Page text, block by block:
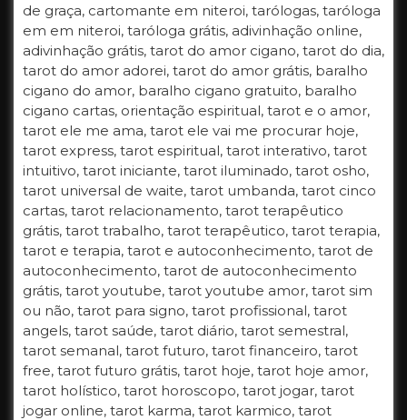
de graça, cartomante em niteroi, tarólogas, taróloga
em em niteroi, taróloga grátis, adivinhação online,
adivinhação grátis, tarot do amor cigano, tarot do dia,
tarot do amor adorei, tarot do amor grátis, baralho
cigano do amor, baralho cigano gratuito, baralho
cigano cartas, orientação espiritual, tarot e o amor,
tarot ele me ama, tarot ele vai me procurar hoje,
tarot express, tarot espiritual, tarot interativo, tarot
intuitivo, tarot iniciante, tarot iluminado, tarot osho,
tarot universal de waite, tarot umbanda, tarot cinco
cartas, tarot relacionamento, tarot terapêutico
grátis, tarot trabalho, tarot terapêutico, tarot terapia,
tarot e terapia, tarot e autoconhecimento, tarot de
autoconhecimento, tarot de autoconhecimento
grátis, tarot youtube, tarot youtube amor, tarot sim
ou não, tarot para signo, tarot profissional, tarot
angels, tarot saúde, tarot diário, tarot semestral,
tarot semanal, tarot futuro, tarot financeiro, tarot
free, tarot futuro grátis, tarot hoje, tarot hoje amor,
tarot holístico, tarot horoscopo, tarot jogar, tarot
jogar online, tarot karma, tarot karmico, tarot